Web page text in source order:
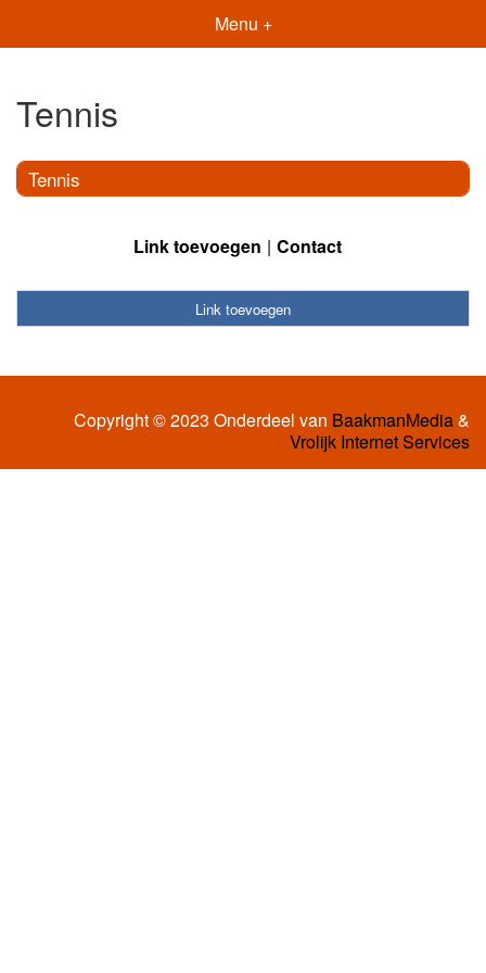
Menu +
Tennis
Tennis
Link toevoegen Contact
Link toevoegen
Copyright © 2023 Onderdeel van BaakmanMedia&
Vrolijk Internet Services